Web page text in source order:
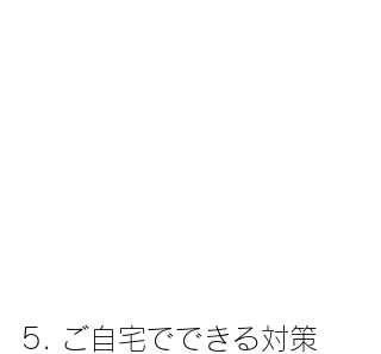
5. ご自宅でできる対策